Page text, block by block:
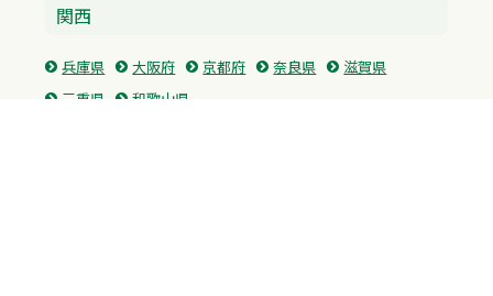
関西
兵庫県 大阪府 京都府 奈良県
滋賀県
三重県
和歌山県